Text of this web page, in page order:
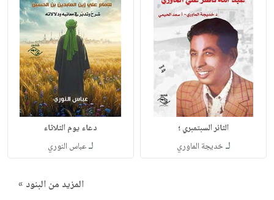
الثائر السبتمبري ؛
لـخديجة الماوري
دعاء يوم الثلاثاء
لـعباس النوري
المزيد من البنود »